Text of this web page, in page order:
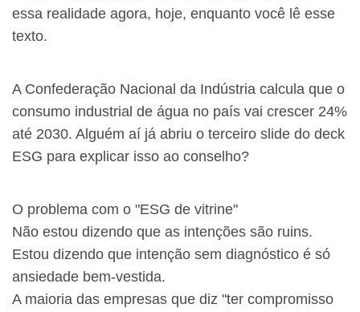
essa realidade agora, hoje, enquanto você lê esse
texto.
A Confederação Nacional da Indústria calcula que o
consumo industrial de água no país vai crescer 24%
até 2030. Alguém aí já abriu o terceiro slide do deck
ESG para explicar isso ao conselho?
O problema com o "ESG de vitrine"
Não estou dizendo que as intenções são ruins.
Estou dizendo que intenção sem diagnóstico é só
ansiedade bem-vestida.
A maioria das empresas que diz "ter compromisso